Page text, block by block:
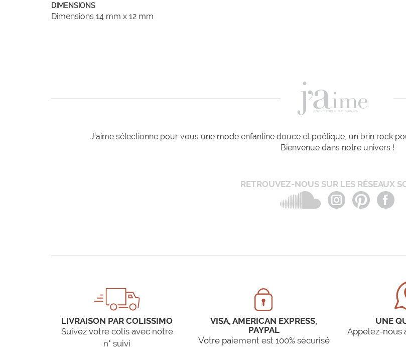
DIMENSIONS
Dimensions 14 mm x 12 mm
J'aime sélectionne pour vous une mode enfantine douce et poétique, un brin rock
Bienvenue dans notre univers !
RETROUVEZ-NOUS SUR LES RÉSEAUX
LIVRAISON PAR COLISSIMO
Suivez votre colis avec notre
n° suivi
VISA, AMERICAN EXPRESS,
PAYPAL
Votre paiement est 100% sécurisé
UNE
Appelez-nous